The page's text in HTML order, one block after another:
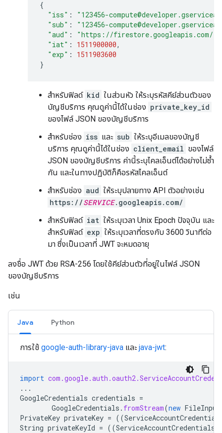
{
"iss" :
"123456-
"sub" :
"123456-
"aud" : "https://firestore.googleapis.com/"
"iat" : 1511900000,
"exp" :
1511903600
}
สำหรับฟิลด์ kid ในส่วนหัว ให้ระบุรหัสคีย์ส่วนตัวของ
บัญชีบริการ คุณดูค่านี้ได้ในช่อง private_key_id
ของไฟล์ JSON ของบัญชีบริการ
สำหรับช่อง iss และ sub ให้ระบุอีเมลของบัญชี
บริการ คุณดูค่านี้ได้ในช่อง client_email ของไฟล์
JSON ของบัญชีบริการ ค่านี้ระบุไคลเอ็นต์ได้อย่างไม่ซ้ำ
กัน และในทางปฏิบัติก็คือรหัสไคลเอ็นต์
สำหรับช่อง aud ให้ระบุปลายทาง API ตัวอย่างเช่น
https://SERVICE.googleapis.com/
สำหรับฟิลด์ iat ให้ระบุเวลา Unix Epoch ปัจจุบัน และ
สำหรับฟิลด์ exp ให้ระบุเวลาที่ตรงกับ 3600 วินาทีต่อ
มา ซึ่งเป็นเวลาที่ JWT จะหมดอายุ
ลงชื่อ JWT ด้วย RSA-256 โดยใช้คีย์ส่วนตัวที่อยู่ในไฟล์ JSON
ของบัญชีบริการ
เช่น
Java Python
การใช้ google-auth-library-java และjava-jwt:
import
...
GoogleCredentials credentials =
GoogleCredentials . fromStream(new
PrivateKey privateKey = ((
String privateKeyId = ((ServiceAccountCredentials